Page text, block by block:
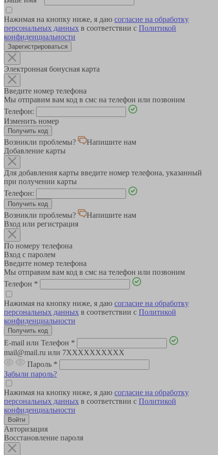
Нажимая на кнопку ниже, я даю согласие на обработку
персональных данных в соответствии с Политикой
конфиденциальности
Зарегистрироваться
Электронная бонусная карта
Введите номер телефона
Мы отправим вам код в смс на телефон или позвоним
Телефон:
Изменить номер
Возникли проблемы?
Напишите нам
Добавление карты
Для добавления карты введите номер телефона, указанный
при получении карты
Телефон:
Возникли проблемы?
Напишите нам
Вход или регистрация
По номеру телефона
Вход с паролем
Введите номер телефона
Мы отправим вам код в смс на телефон или позвоним
Телефон *
Нажимая на кнопку ниже, я даю согласие на обработку
персональных данных в соответствии с Политикой
конфиденциальности
E-mail или Телефон *
mail@mail.ru или 7XXXXXXXXXX
Пароль *
Забыли пароль?
Нажимая на кнопку ниже, я даю согласие на обработку
персональных данных в соответствии с Политикой
конфиденциальности
Авторизация
Восстановление пароля